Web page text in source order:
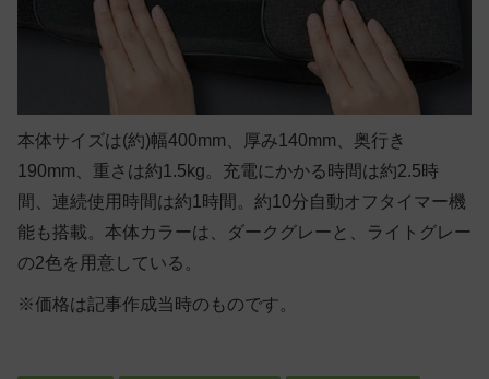
本体サイズは(約)幅400mm、厚み140mm、奥行き
190mm、重さは約1.5kg。充電にかかる時間は約2.5時
間、連続使用時間は約1時間。約10分自動オフタイマー機
能も搭載。本体カラーは、ダークグレーと、ライトグレー
の2色を用意している。
※価格は記事作成当時のものです。